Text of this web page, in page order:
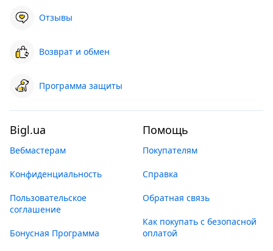
Отзывы
Возврат и обмен
Программа защиты
Bigl.ua
Вебмастерам
Конфиденциальность
Пользовательское
соглашение
Бонусная Программа
Помощь
Покупателям
Справка
Обратная связь
Как покупать с безопасной
оплатой